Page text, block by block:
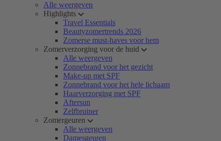
Alle weergeven
Highlights
Travel Essentials
Beautyzomertrends 2026
Zomerse must-haves voor hem
Zomerverzorging voor de huid
Alle weergeven
Zonnebrand voor het gezicht
Make-up met SPF
Zonnebrand voor het hele lichaam
Haarverzorging met SPF
Aftersun
Zelfbruiner
Zomergeuren
Alle weergeven
Damesgeuren